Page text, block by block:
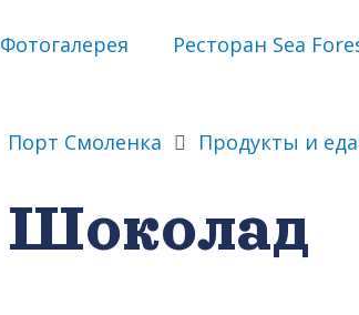
Фотогалерея Ресторан Sea
Порт Смоленка Продукты и еда
Шоколад